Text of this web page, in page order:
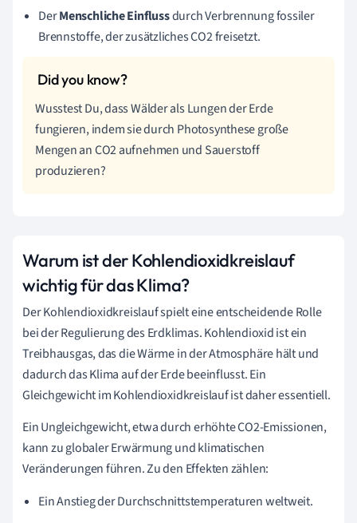
DerMenschliche Einflussdurch Verbrennung fossiler
Brennstoffe, der zusätzliches CO2 freisetzt.
Wusstest Du, dass Wälder als Lungen der Erde
fungieren, indem sie durch Photosynthese große
Mengen an CO2 aufnehmen und Sauerstoff
produzieren?
Warum ist der Kohlendioxidkreislauf
wichtig für das Klima?
Der Kohlendioxidkreislauf spielt eine entscheidende Rolle
bei der Regulierung des Erdklimas. Kohlendioxid ist ein
Treibhausgas, das die Wärme in der Atmosphäre hält und
dadurch das Klima auf der Erde beeinflusst. Ein
Gleichgewicht im Kohlendioxidkreislauf ist daher essentiell.
Ein Ungleichgewicht, etwa durch erhöhte CO2-Emissionen,
kann zu globaler Erwärmung und klimatischen
Veränderungen führen. Zu den Effekten zählen:
Ein Anstieg der Durchschnittstemperaturen weltweit.